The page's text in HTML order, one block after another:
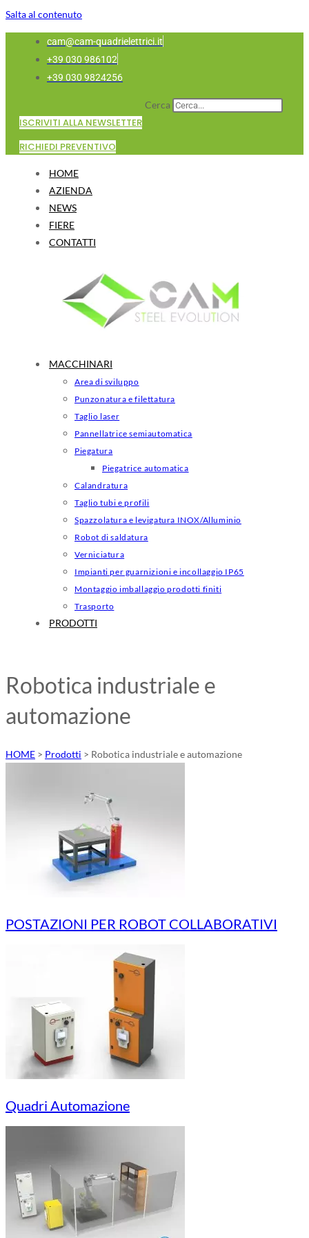
Salta al contenuto
cam@cam-quadrielettrici.it
+39 030 986102
+39 030 9824256
Cerca
ISCRIVITI ALLA NEWSLETTER
RICHIEDI PREVENTIVO
HOME
AZIENDA
NEWS
FIERE
CONTATTI
MACCHINARI
Area di sviluppo
Punzonatura e filettatura
Taglio laser
Pannellatrice semiautomatica
Piegatura
Piegatrice automatica
Calandratura
Taglio tubi e profili
Spazzolatura e levigatura INOX/Alluminio
Robot di saldatura
Verniciatura
Impianti per guarnizioni e incollaggio IP65
Montaggio imballaggio prodotti finiti
Trasporto
PRODOTTI
Robotica industriale e
automazione
HOME > Prodotti > Robotica industriale e automazione
POSTAZIONI PER ROBOT COLLABORATIVI
Quadri Automazione